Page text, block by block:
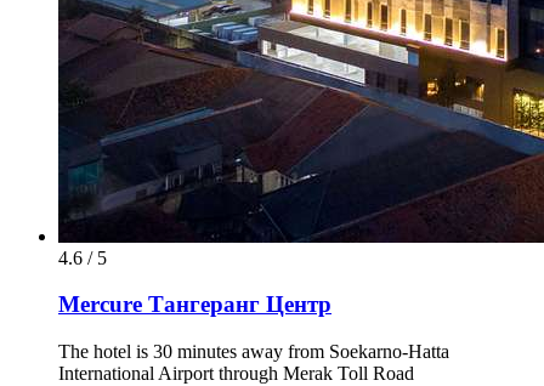
4.6 / 5
Mercure Тангеранг Центр
The hotel is 30 minutes away from Soekarno-Hatta
International Airport through Merak Toll Road